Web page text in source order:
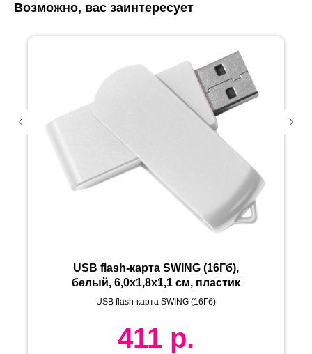
Возможно, вас заинтересует
USB flash-карта SWING (16Гб),
белый, 6,0х1,8х1,1 см, пластик
USB flash-карта SWING (16Гб)
411 р.